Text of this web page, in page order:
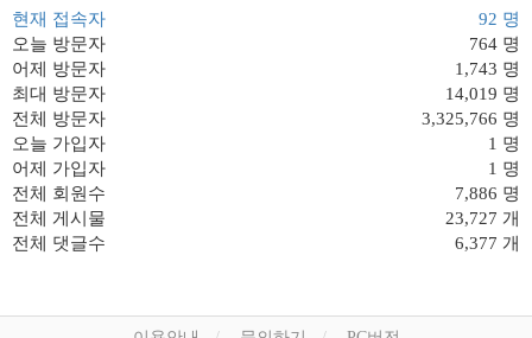
현재 접속자
92 명
오늘 방문자
764 명
어제 방문자
1,743 명
최대 방문자
14,019 명
전체 방문자
3,325,766 명
오늘 가입자
1 명
어제 가입자
1 명
전체 회원수
7,886 명
전체 게시물
23,727 개
전체 댓글수
6,377 개